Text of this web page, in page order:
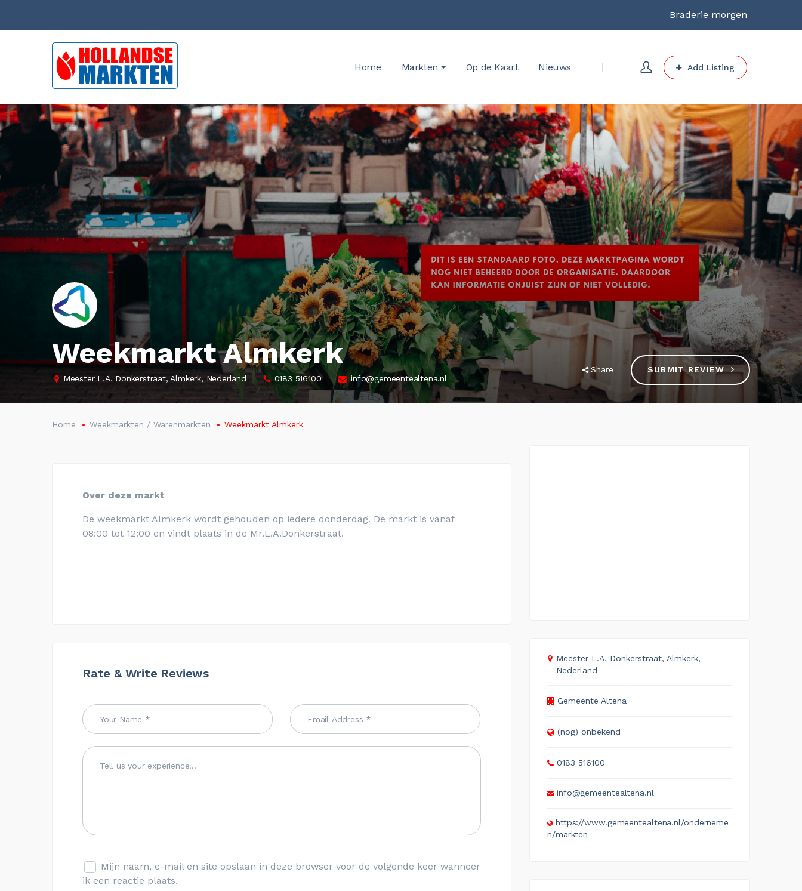
Braderie morgen
Home Markten Op de Kaart Nieuws Add Listing
Weekmarkt Almkerk
Meester L.A. Donkerstraat, Almkerk, Nederland 0183 516100 info@gemeentealtena.nl
Share SUBMIT REVIEW
Home Weekmarkten / Warenmarkten Weekmarkt Almkerk
Over deze markt
De weekmarkt Almkerk wordt gehouden op iedere donderdag. De markt is vanaf
08:00 tot 12:00 en vindt plaats in de Mr.L.A.Donkerstraat.
Rate & Write Reviews
Mijn naam, e-mail en site opslaan in deze browser voor de volgende keer wanneer
ik een reactie plaats.
Meester L.A. Donkerstraat, Almkerk,
Nederland
Gemeente Altena
(nog) onbekend
0183 516100
info@gemeentealtena.nl
https://www.gemeentealtena.nl/onderneme
n/markten